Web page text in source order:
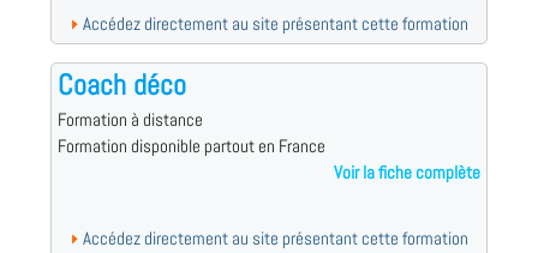
Accédez directement au site présentant cette formation
Coach déco
Formation à distance
Formation disponible partout en France
Voir la fiche complète
Accédez directement au site présentant cette formation